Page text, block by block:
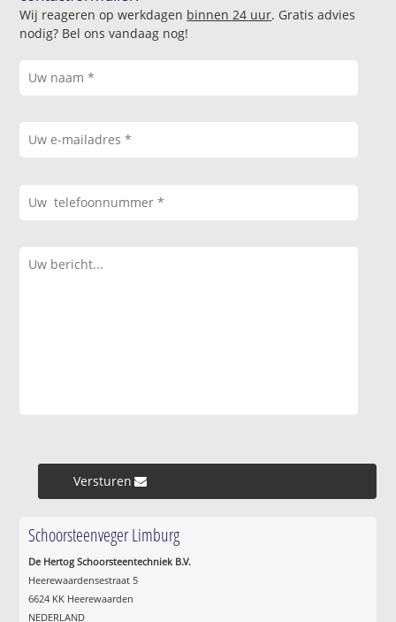
Wij reageren op werkdagen binnen 24 uur. Gratis advies
nodig? Bel ons vandaag nog!
Versturen »
Schoorsteenveger Limburg
De Hertog Schoorsteentechniek B.V.
Heerewaardensestraat 5
6624 KK Heerewaarden
NEDERLAND